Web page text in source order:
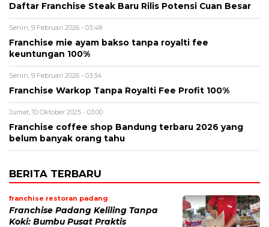
Daftar Franchise Steak Baru Rilis Potensi Cuan Besar
Senin, 9 Februari 2026 - 03:48
Franchise mie ayam bakso tanpa royalti fee
keuntungan 100%
Senin, 9 Februari 2026 - 03:34
Franchise Warkop Tanpa Royalti Fee Profit 100%
Jumat, 10 Oktober 2025 - 03:00
Franchise coffee shop Bandung terbaru 2026 yang
belum banyak orang tahu
BERITA TERBARU
franchise restoran padang
Franchise Padang Keliling Tanpa
Koki: Bumbu Pusat Praktis